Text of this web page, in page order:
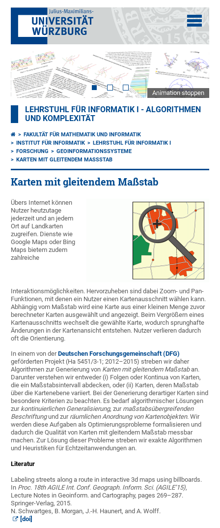
Animation stoppen
LEHRSTUHL FÜR INFORMATIK I - ALGORITHMEN
UND KOMPLEXITÄT
FAKULTÄT FÜR MATHEMATIK UND INFORMATIK
INSTITUT FÜR INFORMATIK
LEHRSTUHL FÜR INFORMATIK I
FORSCHUNG
GEOINFORMATIONSSYSTEME
KARTEN MIT GLEITENDEM MASSSTAB
Karten mit gleitendem Maßstab
Übers Internet können
Nutzer heutzutage
jederzeit und an jedem
Ort auf Landkarten
zugreifen. Dienste wie
Google Maps oder Bing
Maps bietem zudem
zahlreiche
Interaktionsmöglichkeiten. Hervorzuheben sind dabei Zoom- und Pan-
Funktionen, mit denen ein Nutzer einen Kartenausschnitt wählen kann.
Abhängig vom Maßstab wird eine Karte aus einer kleinen Menge zuvor
berechneter Karten ausgewählt und angezeigt. Beim Vergrößern eines
Kartenausschnitts wechselt die gewählte Karte, wodurch sprunghafte
Änderungen in der Kartenansicht entstehen. Nutzer verlieren dadurch
oft die Orientierung.
In einem von derDeutschen Forschungsgemeinschaft (DFG)
geförderten Projekt (Ha 5451/3-1; 2012–2015) streben wir daher
Algorithmen zur Generierung von Karten mit gleitendem Maßstaban.
Darunter verstehen wir entweder (i) Folgen oder Kontinua von Karten,
die ein Maßstabsintervall abdecken, oder (ii) Karten, deren Maßstab
über die Kartenebene variiert. Bei der Generierung derartiger Karten sind
besondere Kriterien zu beachten. Es bedarf algorithmischer Lösungen
zur kontinuierlichen Generalisierung, zur maßstabsübergreifenden
Beschriftungund zur räumlichen Anordnung von Kartenobjekten. Wir
werden diese Aufgaben als Optimierungsprobleme formalisieren und
dadurch die Qualität von Karten mit gleitendem Maßstab messbar
machen. Zur Lösung dieser Probleme streben wir exakte Algorithmen
und Heuristiken für Echtzeitanwendungen an.
Literatur
Labeling streets along a route in interactive 3d maps using billboards.
In Proc. 18th AGILE Int. Conf. Geograph. Inform. Sci. (AGILE’15),
Lecture Notes in Geoinform. and Cartography, pages 269–287.
Springer-Verlag, 2015.
N. Schwartges, B. Morgan, J.-H. Haunert, and A. Wolff.
[doi]